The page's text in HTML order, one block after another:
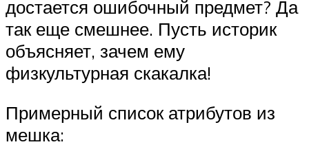
достается ошибочный предмет? Да
так еще смешнее. Пусть историк
объясняет, зачем ему
физкультурная скакалка!
Примерный список атрибутов из
мешка: